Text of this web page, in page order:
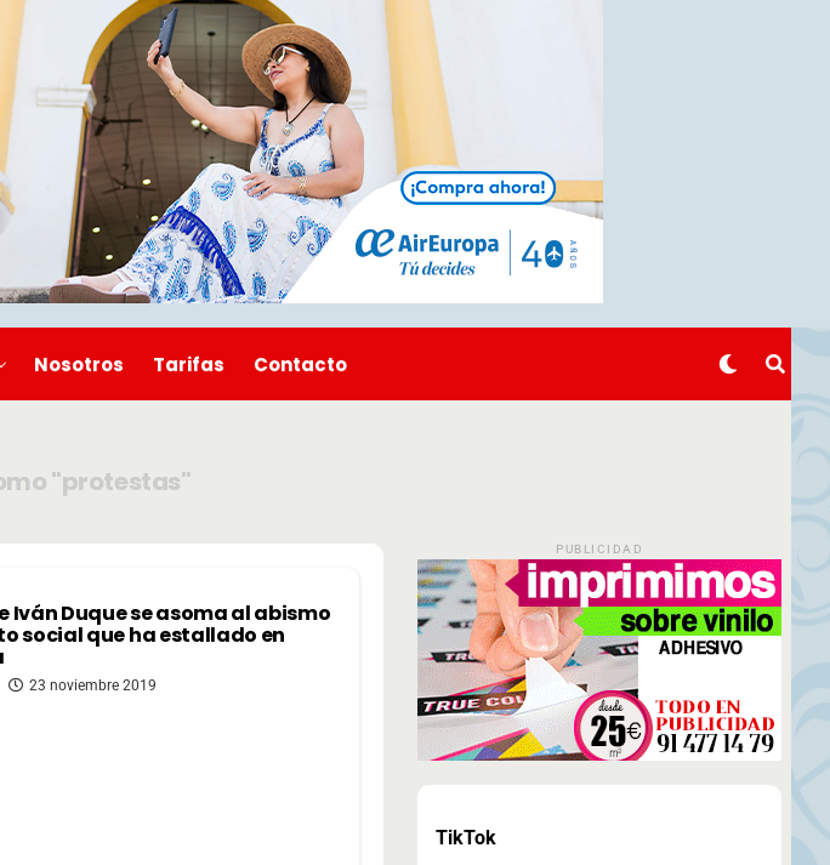
Nosotros Tarifas Contacto
"protestas"
Iván Duque se asoma al abismo
social que ha estallado en
23 noviembre 2019
PUBLICIDAD
TikTok